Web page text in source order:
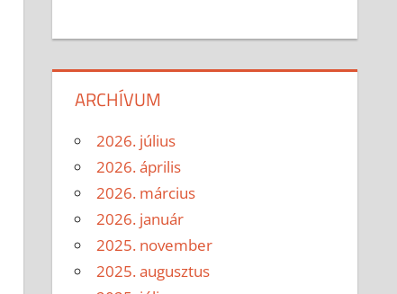
ARCHÍVUM
2026. július
2026. április
2026. március
2026. január
2025. november
2025. augusztus